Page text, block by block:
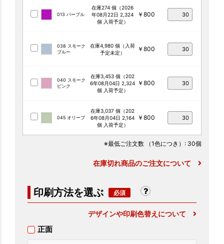
013 パープル
在庫274 個（2026
年08月22日 2,324
個 入荷予定）
￥800
038 スモーク
ブルー
在庫4,980 個（入荷
予定未定）
￥800
040 スモーク
ピンク
在庫3,453 個（202
6年08月04日 2,324
個 入荷予定）
￥800
045 オリーブ
在庫3,037 個（202
6年08月04日 2,164
個 入荷予定）
￥800
※最低ご注文数 （1色につき） : 30個
在庫切れ商品のご注文について
印刷方法を選ぶ
デザインや印刷色替えについて
正面